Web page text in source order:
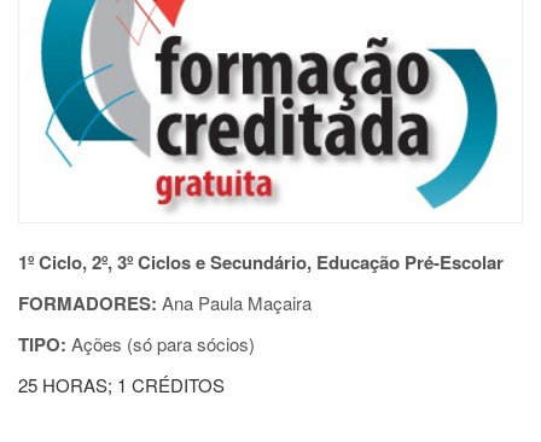
1º Ciclo, 2º, 3º Ciclos e Secundário, Educação Pré-Escolar
FORMADORES: Ana Paula Maçaira
TIPO: Ações (só para sócios)
25 HORAS; 1 CRÉDITOS